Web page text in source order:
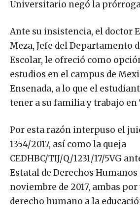
Universitario negó la
Ante su insistencia, el doctor
Meza, Jefe del Departamento
Escolar, le ofreció como
estudios en el campus de
Ensenada, a lo que el
tener a su familia y trabajo en
Por esta razón interpuso el
1354/2017, así como la queja
CEDHBC/TIJ/Q/1231/17/5VG
Estatal de Derechos Humanos
noviembre de 2017, ambas
derecho humano a la